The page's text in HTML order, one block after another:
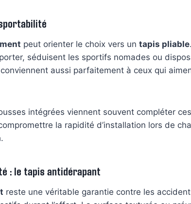
peut orienter le choix vers un tapis pliable
séduisent les sportifs nomades ou
aussi parfaitement à ceux qui
intégrées viennent souvent compléter
la rapidité d’installation lors de
: le tapis antidérapant
reste une véritable garantie contre les